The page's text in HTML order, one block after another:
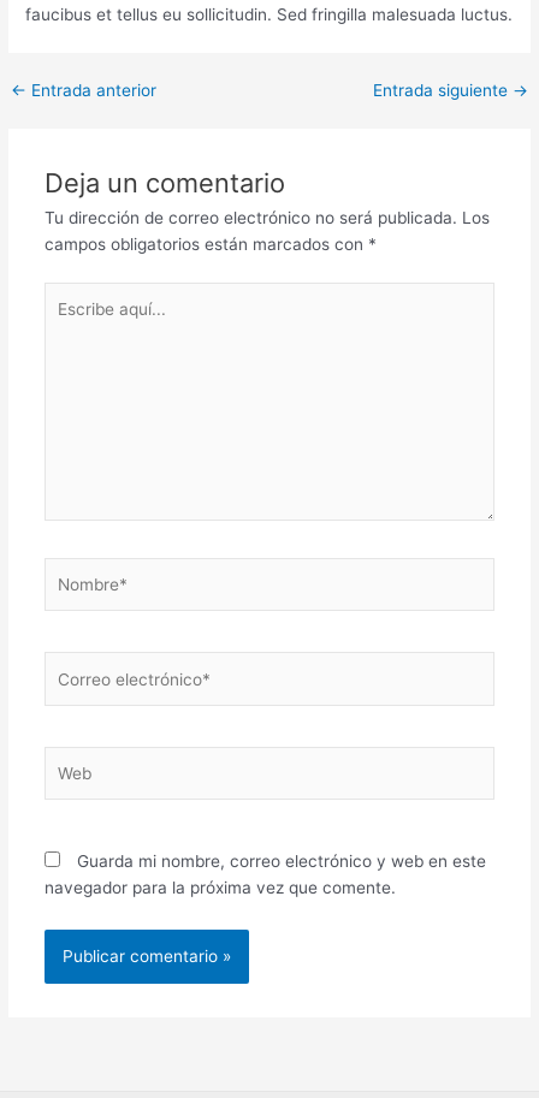
faucibus et tellus eu sollicitudin. Sed fringilla malesuada luctus.
← Entrada anterior Entrada siguiente →
Deja un comentario
Tu dirección de correo electrónico no será publicada. Los
campos obligatorios están marcados con *
aquí...
electrónico*
Guarda mi nombre, correo electrónico y web en este
navegador para la próxima vez que comente.